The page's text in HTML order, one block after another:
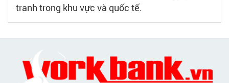
tranh trong khu vực và quốc tế.